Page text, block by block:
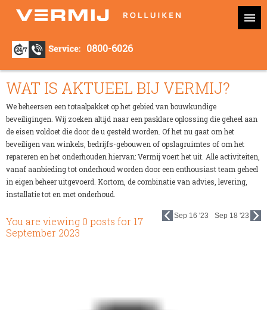
0800-6026
WAT IS AKTUEEL BIJ VERMIJ?
We beheersen een totaalpakket op het gebied van bouwkundige
beveiligingen. Wij zoeken altijd naar een pasklare oplossing die geheel aan
de eisen voldoet die door de u gesteld worden. Of het nu gaat om het
beveiligen van winkels, bedrijfs-gebouwen of opslagruimtes of om het
repareren en het onderhouden hiervan: Vermij voert het uit. Alle activiteiten,
vanaf aanbieding tot onderhoud worden door een enthousiast team geheel
in eigen beheer uitgevoerd. Kortom, de combinatie van advies, levering,
installatie tot en met onderhoud.
Sep 16 '23 Sep 18 '23
You are viewing 0 posts for 17
September 2023